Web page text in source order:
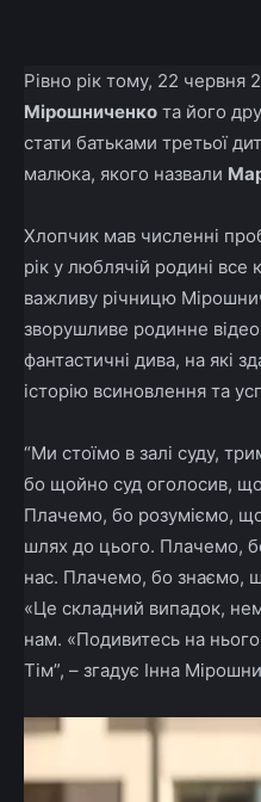
Рівно рік тому, 22 червня
Мірошниченко та його
стати батьками третьої
малюка, якого назвали
Хлопчик мав численні
рік у люблячій родині все
важливу річницю
зворушливе родинне
фантастичні дива, на які
історію всиновлення та
“Ми стоїмо в залі суду,
бо щойно суд оголосив,
Плачемо, бо розуміємо,
шлях до цього. Плачемо,
нас. Плачемо, бо знаємо,
«Це складний випадок,
нам. «Подивитесь на нього
Тім”, – згадує Інна